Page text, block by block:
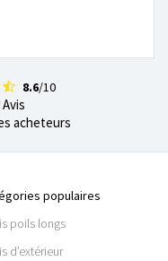
8.6/10
Avis
acheteurs
populaires
poils longs
d’extérieur